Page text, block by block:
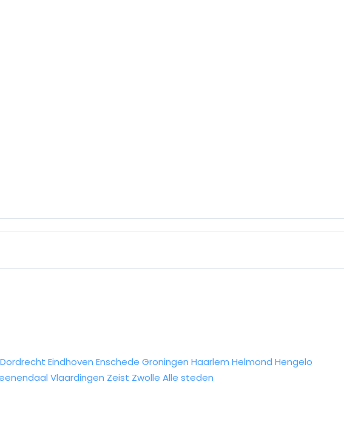
Dordrecht Eindhoven Enschede Groningen Haarlem Helmond Hengelo
Vlaardingen Zeist Zwolle Alle steden